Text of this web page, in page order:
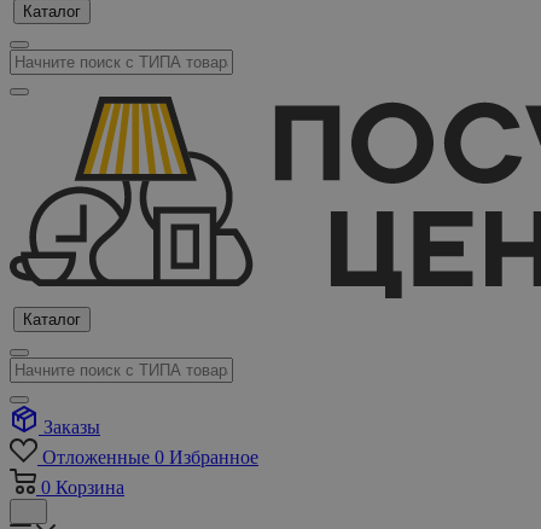
Каталог
Каталог
Заказы
Отложенные 0 Избранное
0 Корзина